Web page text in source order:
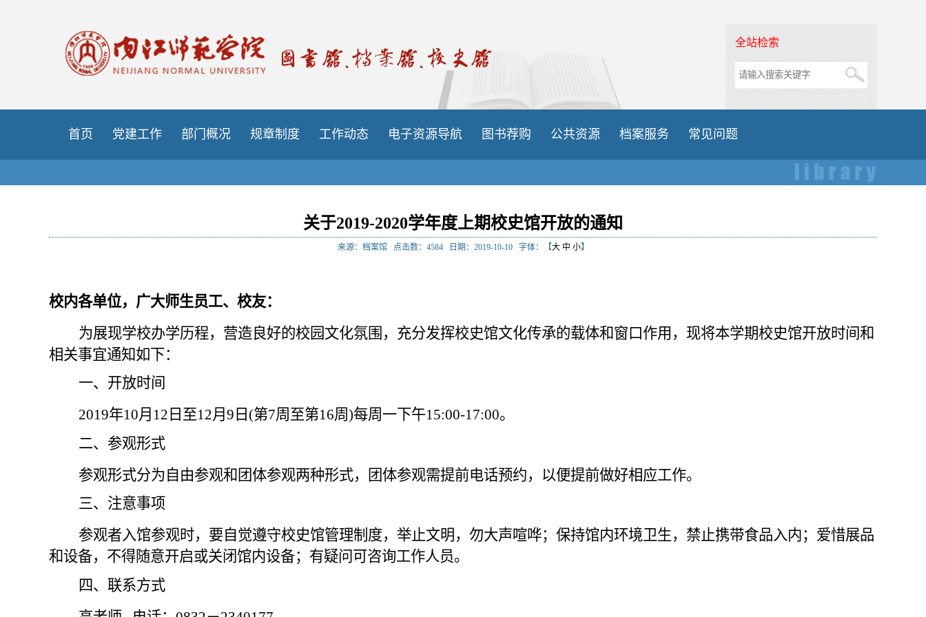
全站检索
首页 党建工作 部门概况 规章制度 工作动态 电子资源导航 图书荐购 公共资源 档案服务 常见问题
关于2019-2020学年度上期校史馆开放的通知
来源：档案馆 点击数： 4584 日期：2019-10-10 字体：【大 中 小】
校内各单位，广大师生员工、校友：
为展现学校办学历程，营造良好的校园文化氛围，充分发挥校史馆文化传承的载体和窗口作用，现将本学期校史馆开放时间和
相关事宜通知如下：
一、开放时间
2019年10月 12 日至12月 9 日 (第7周至第16周 )每周一下午15:00-17:00。
二、参观形式
参观形式分为自由参观和团体参观两种形式，团体参观需提前电话预约，以便提前做好相应工作。
三、注意事项
参观者入馆参观时，要自觉遵守校史馆管理制度，举止文明，勿大声喧哗；保持馆内环境卫生，禁止携带食品入内；爱惜展品
和设备，不得随意开启或关闭馆内设备；有疑问可咨询工作人员。
四、联系方式